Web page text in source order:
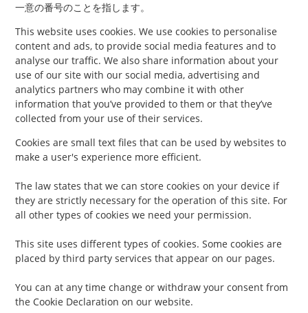
一意の番号のことを指します。
This website uses cookies. We use cookies to personalise
content and ads, to provide social media features and to
analyse our traffic. We also share information about your
use of our site with our social media, advertising and
analytics partners who may combine it with other
information that you’ve provided to them or that they’ve
collected from your use of their services.
Cookies are small text files that can be used by websites to
make a user's experience more efficient.
The law states that we can store cookies on your device if
they are strictly necessary for the operation of this site. For
all other types of cookies we need your permission.
This site uses different types of cookies. Some cookies are
placed by third party services that appear on our pages.
You can at any time change or withdraw your consent from
the Cookie Declaration on our website.